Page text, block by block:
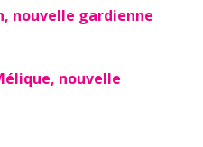
nouvelle gardienne
nouvelle